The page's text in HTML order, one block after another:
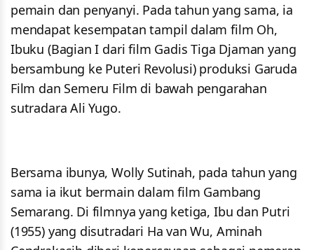
pemain dan penyanyi. Pada tahun yang sama, ia
mendapat kesempatan tampil dalam film Oh,
Ibuku (Bagian I dari film Gadis Tiga Djaman yang
bersambung ke Puteri Revolusi) produksi Garuda
Film dan Semeru Film di bawah pengarahan
sutradara Ali Yugo.
Bersama ibunya, Wolly Sutinah, pada tahun yang
sama ia ikut bermain dalam film Gambang
Semarang. Di filmnya yang ketiga, Ibu dan Putri
(1955) yang disutradari Ha van Wu, Aminah